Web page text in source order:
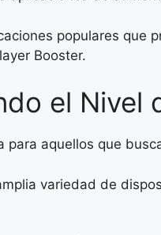
populares que
Booster.
el Nivel
para aquellos que
variedad de